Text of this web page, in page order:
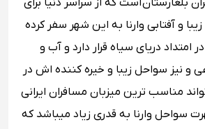
بلغارستان است که از سراسر دنیا برای
و آفتابی وارنا به این شهر سفر کرده
امتداد دریای سیاه قرار دارد و آب و
نیز سواحل زیبا و خیره کننده اش در
مناسب ترین میزبان مسافران ایرانی
سواحل وارنا به قدری زیاد میباشد که